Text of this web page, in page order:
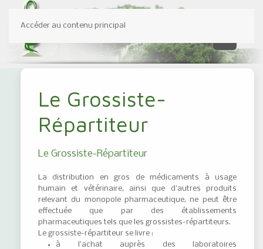
Accéder au contenu principal
Le Grossiste-
Répartiteur
Le Grossiste-Répartiteur
La distribution en gros de médicaments à usage
humain et vétérinaire, ainsi que d'autres produits
relevant du monopole pharmaceutique, ne peut être
effectuée que par des établissements
pharmaceutiques tels que les grossistes-répartiteurs.
Le grossiste-répartiteur se livre :
à l'achat auprès des laboratoires